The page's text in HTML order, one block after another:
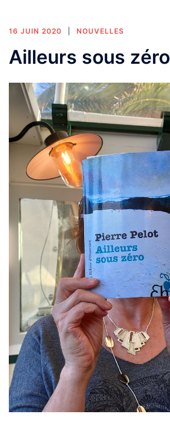
16 JUIN 2020 NOUVELLES
Ailleurs sous zéro